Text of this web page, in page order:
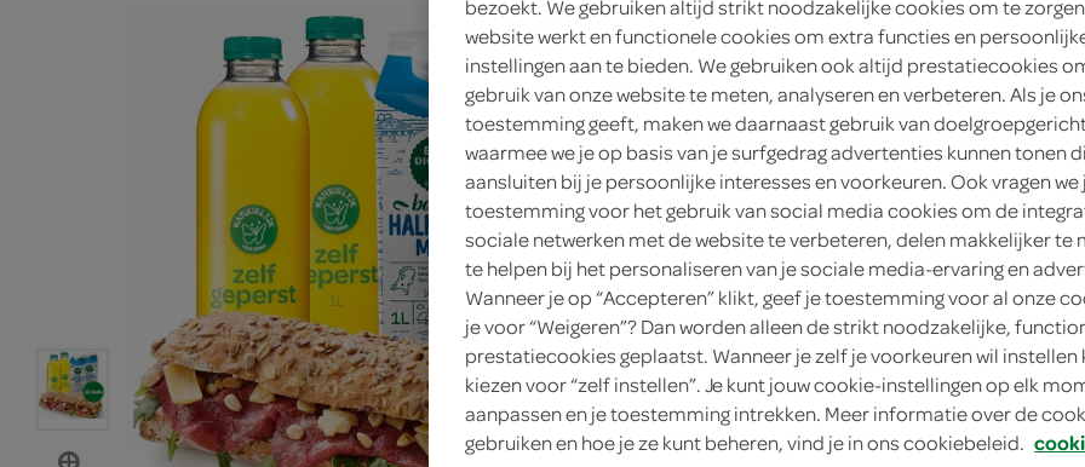
FoodClub
personen
FoodClub
66.-
1 Stuks
in winkelmand
Let op: aanbiedingen zijn niet
bezoekt. We gebruiken altijd strikt noodzakelijke cookies om te
website werkt en functionele cookies om extra functies en
instellingen aan te bieden. We gebruiken ook altijd prestatiecookies
gebruik van onze website te meten, analyseren en verbeteren. Als je
toestemming geeft, maken we daarnaast gebruik van
waarmee we je op basis van je surfgedrag advertenties kunnen tonen
aansluiten bij je persoonlijke interesses en voorkeuren. Ook vragen we
toestemming voor het gebruik van social media cookies om de
sociale netwerken met de website te verbeteren, delen makkelijker te
te helpen bij het personaliseren van je sociale media-ervaring en
Wanneer je op “Accepteren” klikt, geef je toestemming voor al onze
je voor “Weigeren”? Dan worden alleen de strikt noodzakelijke,
prestatiecookies geplaatst. Wanneer je zelf je voorkeuren wil instellen
kiezen voor “zelf instellen”. Je kunt jouw cookie-instellingen op elk
aanpassen en je toestemming intrekken. Meer informatie over de
gebruiken en hoe je ze kunt beheren, vind je in ons cookiebeleid.